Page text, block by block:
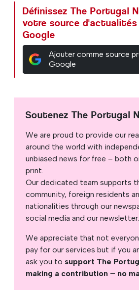
Définissez The Portugal
votre source d'actualités
Google
Ajouter comme source
Google
Soutenez The Portugal
We are proud to provide our
around the world with
unbiased news for free – both
print.
Our dedicated team supports
community, foreign residents
nationalities through our
social media and our newsletter.
We appreciate that not
pay for our services but if you
ask you to support The
making a contribution – no